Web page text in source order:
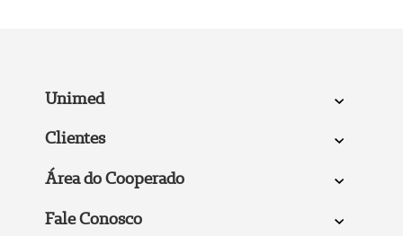
Unimed
Clientes
Área do Cooperado
Fale Conosco